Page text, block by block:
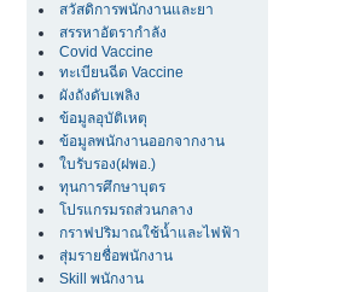
สวัสดิการพนักงานและยา
สรรหาอัตรากำลัง
Covid Vaccine
ทะเบียนฉีด Vaccine
ผังถังดับเพลิง
ข้อมูลอุบัติเหตุ
ข้อมูลพนักงานออกจากงาน
ใบรับรอง(ฝพอ.)
ทุนการศึกษาบุตร
โปรแกรมรถส่วนกลาง
กราฟปริมาณใช้น้ำและไฟฟ้า
สุ่มรายชื่อพนักงาน
Skill พนักงาน